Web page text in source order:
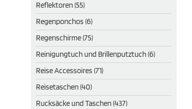
Reflektoren (55)
Regenponchos (6)
Regenschirme (75)
Reinigungtuch und Brillenputztuch (6)
Reise Accessoires (71)
Reisetaschen (40)
Rucksäcke und Taschen (437)